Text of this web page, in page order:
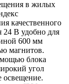
в жилых
качественного
24 В удобно для
600 мм
магнитов.
блока
угол
освещение.